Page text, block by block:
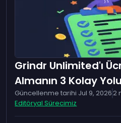
Grindr Unlimited'ı
Almanın 3 Kolay Yolu
Güncellenme tarihi Jul 9, 20262
Editöryal Sürecimiz